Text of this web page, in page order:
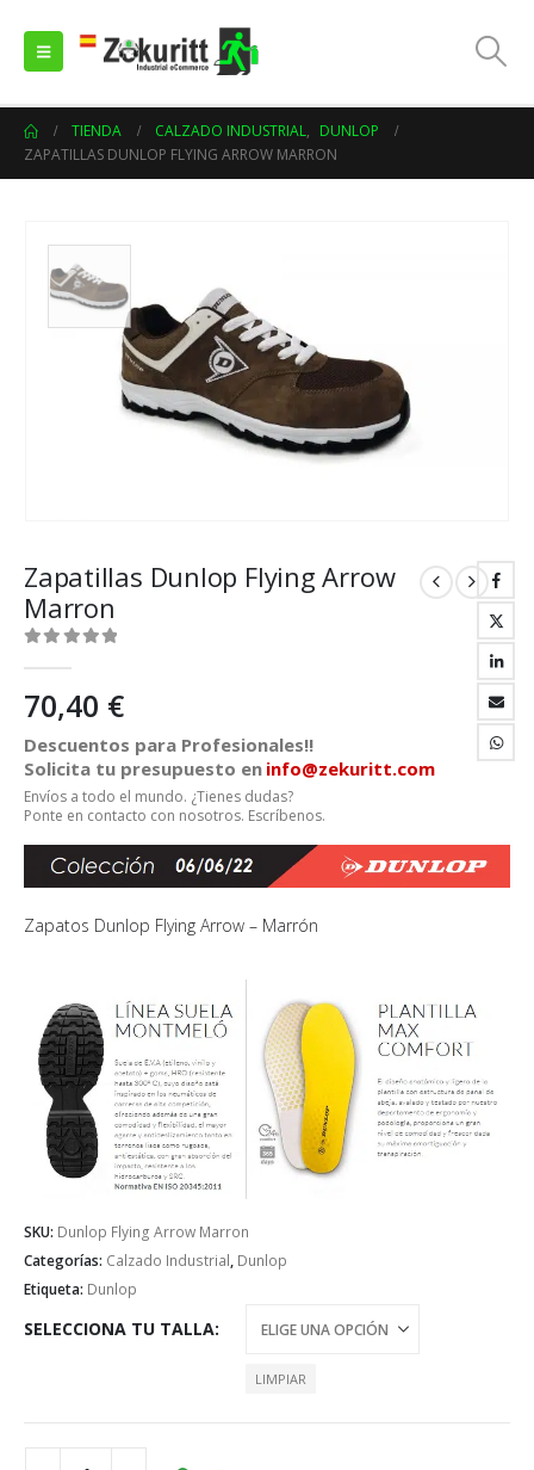
TIENDA CALZADO INDUSTRIAL, DUNLOP
ZAPATILLAS DUNLOP FLYING ARROW MARRON
Zapatillas Dunlop Flying Arrow
Marron
70,40 €
Descuentos para Profesionales!!
Solicita tu presupuesto en info@zekuritt.com
Envíos a todo el mundo. ¿Tienes dudas?
Ponte en contacto con nosotros. Escríbenos.
Zapatos Dunlop Flying Arrow – Marrón
SKU: Dunlop Flying Arrow Marron
Categorías: Calzado Industrial, Dunlop
Etiqueta: Dunlop
SELECCIONA TU TALLA
LIMPIAR